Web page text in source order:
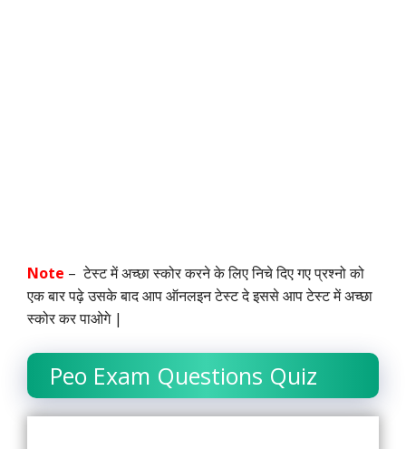
Note – टेस्ट में अच्छा स्कोर करने के लिए निचे दिए गए प्रश्नो को
एक बार पढ़े उसके बाद आप ऑनलइन टेस्ट दे इससे आप टेस्ट में अच्छा
स्कोर कर पाओगे |
Peo Exam Questions Quiz